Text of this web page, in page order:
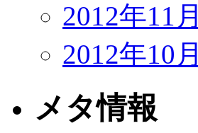
2012年11月
2012年10月
メタ情報